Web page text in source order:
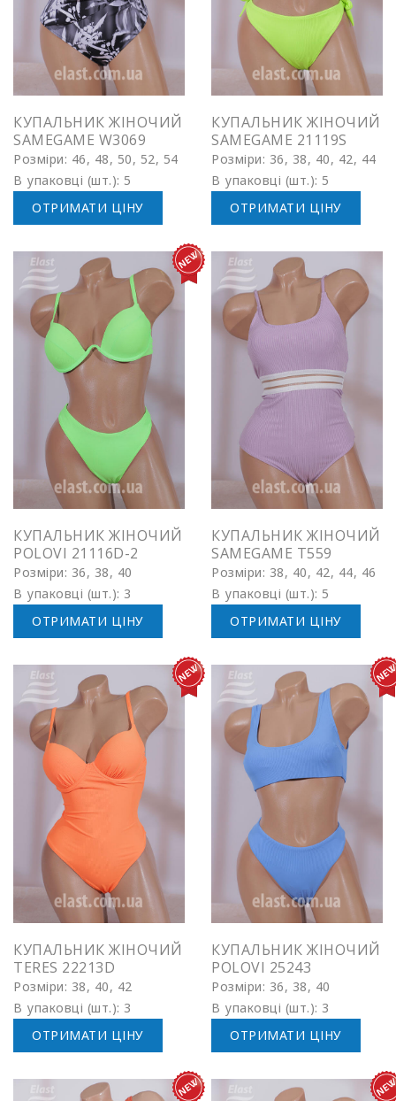
КУПАЛЬНИК ЖІНОЧИЙ
SAMEGAME W3069
Розміри: 46, 48, 50, 52, 54
В упаковці (шт.): 5
ОТРИМАТИ ЦІНУ
КУПАЛЬНИК ЖІНОЧИЙ
SAMEGAME 21119S
Розміри: 36, 38, 40, 42, 44
В упаковці (шт.): 5
ОТРИМАТИ ЦІНУ
КУПАЛЬНИК ЖІНОЧИЙ
POLOVI 21116D-2
Розміри: 36, 38, 40
В упаковці (шт.): 3
ОТРИМАТИ ЦІНУ
КУПАЛЬНИК ЖІНОЧИЙ
SAMEGAME T559
Розміри: 38, 40, 42, 44, 46
В упаковці (шт.): 5
ОТРИМАТИ ЦІНУ
КУПАЛЬНИК ЖІНОЧИЙ
TERES 22213D
Розміри: 38, 40, 42
В упаковці (шт.): 3
ОТРИМАТИ ЦІНУ
КУПАЛЬНИК ЖІНОЧИЙ
POLOVI 25243
Розміри: 36, 38, 40
В упаковці (шт.): 3
ОТРИМАТИ ЦІНУ